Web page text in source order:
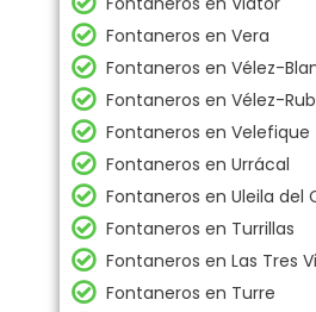
Fontaneros en Vera
Fontaneros en Vélez-
Fontaneros en Vélez-
Fontaneros en Velefique
Fontaneros en Urrácal
Fontaneros en Uleila del
Fontaneros en Turrillas
Fontaneros en Las Tres
Fontaneros en Turre